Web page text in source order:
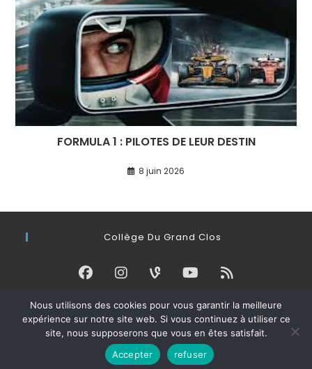
FORMULA 1 : PILOTES DE LEUR DESTIN
8 juin 2026
Collège Du Grand Clos
Connexion
Nous utilisons des cookies pour vous garantir la meilleure
expérience sur notre site web. Si vous continuez à utiliser ce
site, nous supposerons que vous en êtes satisfait.
Accepter
refuser